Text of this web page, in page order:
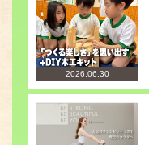
2026.06.30